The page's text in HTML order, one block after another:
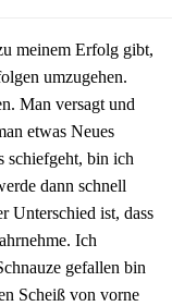
meinem Erfolg gibt,
umzugehen.
Man versagt und
etwas Neues
schiefgeht, bin ich
dann schnell
Unterschied ist, dass
Ich
gefallen bin
Scheiß von vorne